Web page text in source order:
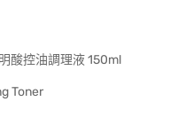
酸控油調理液 150ml
Toner